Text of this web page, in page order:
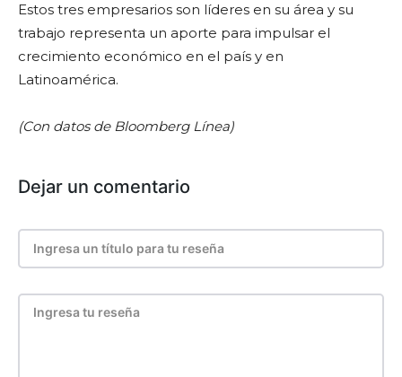
Estos tres empresarios son líderes en su área y su
trabajo representa un aporte para impulsar el
crecimiento económico en el país y en
Latinoamérica.
(Con datos de Bloomberg Línea)
Dejar un comentario